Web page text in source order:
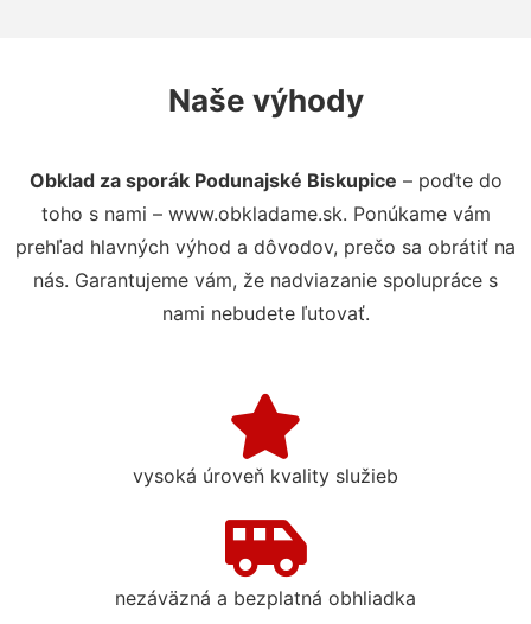
Naše výhody
Obklad za sporák Podunajské Biskupice – poďte do
toho s nami – www.obkladame.sk. Ponúkame vám
prehľad hlavných výhod a dôvodov, prečo sa obrátiť na
nás. Garantujeme vám, že nadviazanie spolupráce s
nami nebudete ľutovať.
vysoká úroveň kvality služieb
nezáväzná a bezplatná obhliadka